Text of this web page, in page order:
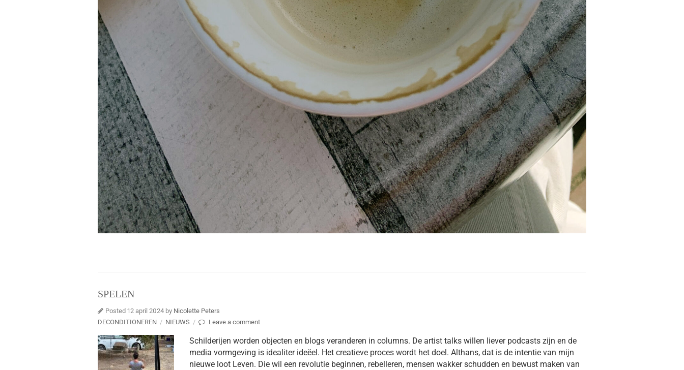
SPELEN
Posted 12 april 2024 by Nicolette Peters
DECONDITIONEREN / NIEUWS / Leave a comment
Schilderijen worden objecten en blogs veranderen in columns. De artist talks willen liever podcasts zijn en de
media vormgeving is idealiter ideëel. Het creatieve proces wordt het doel. Althans, dat is de intentie van mijn
nieuwe loot Leven. Die wil een revolutie beginnen, rebelleren, mensen wakker schudden en bewust maken van